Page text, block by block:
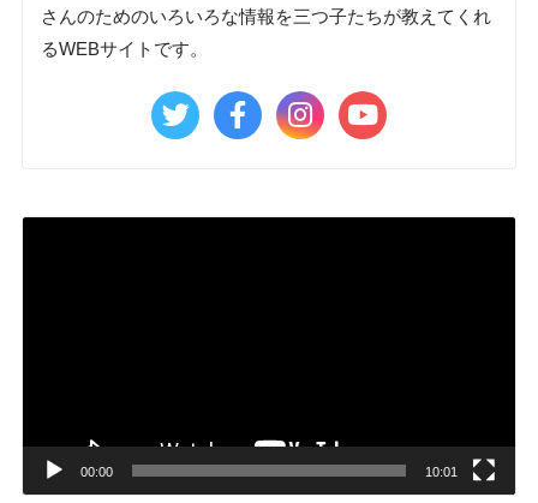
さんのためのいろいろな情報を三つ子たちが教えてくれ
るWEBサイトです。
00:00 10:01